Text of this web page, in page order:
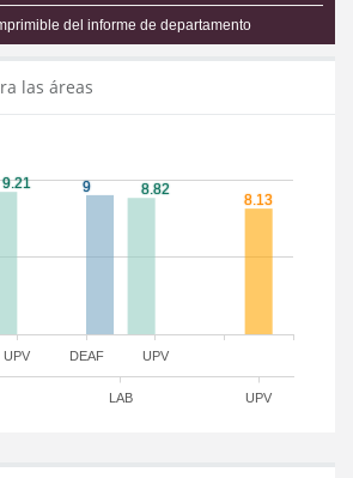
del informe de departamento
las áreas
DEAF
UPV UPV
LAB UPV